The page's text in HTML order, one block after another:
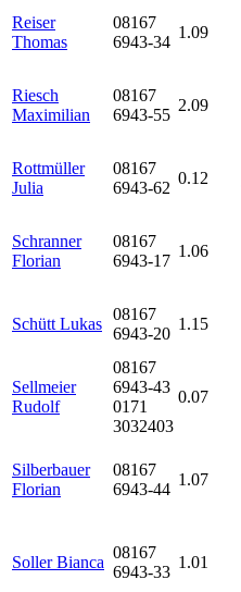
Reiser
Thomas
08167
6943-34
1.09
Riesch
Maximilian
08167
6943-55
2.09
Rottmüller
Julia
08167
6943-62
0.12
Schranner
Florian
08167
6943-17
1.06
Schütt Lukas
08167
6943-20
1.15
Sellmeier
Rudolf
08167
6943-43
0171
3032403
0.07
Silberbauer
Florian
08167
6943-44
1.07
Soller Bianca
08167
6943-33
1.01